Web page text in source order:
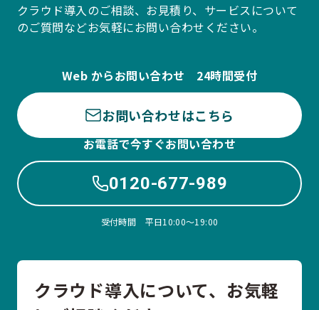
クラウド導入のご相談、お見積り、サービスについて
のご質問などお気軽にお問い合わせください。
Web からお問い合わせ 24時間受付
お問い合わせはこちら
お電話で今すぐお問い合わせ
0120-677-989
受付時間 平日10:00〜19:00
クラウド導入について、お気軽